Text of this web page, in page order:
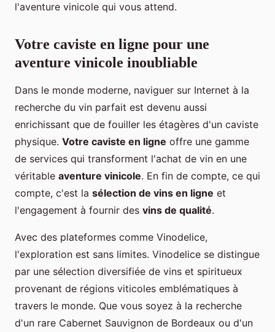
l'aventure vinicole qui vous attend.
Votre caviste en ligne pour une
aventure vinicole inoubliable
Dans le monde moderne, naviguer sur Internet à la
recherche du vin parfait est devenu aussi
enrichissant que de fouiller les étagères d'un caviste
physique. Votre caviste en ligne offre une gamme
de services qui transforment l'achat de vin en une
véritable aventure vinicole. En fin de compte, ce qui
compte, c'est la sélection de vins en ligne et
l'engagement à fournir des vins de qualité.
Avec des plateformes comme Vinodelice,
l'exploration est sans limites. Vinodelice se distingue
par une sélection diversifiée de vins et spiritueux
provenant de régions viticoles emblématiques à
travers le monde. Que vous soyez à la recherche
d'un rare Cabernet Sauvignon de Bordeaux ou d'un